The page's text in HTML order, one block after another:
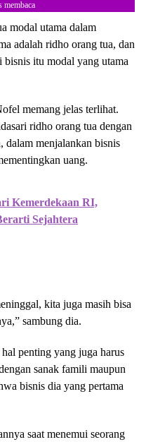
membaca
modal utama dalam
adalah ridho orang tua, dan
bisnis itu modal yang utama
memang jelas terlihat.
ridho orang tua dengan
dalam menjalankan bisnis
uang.
Kemerdekaan RI,
Sejahtera
kita juga masih bisa
sambung dia.
penting yang juga harus
sanak famili maupun
bisnis dia yang pertama
saat menemui seorang